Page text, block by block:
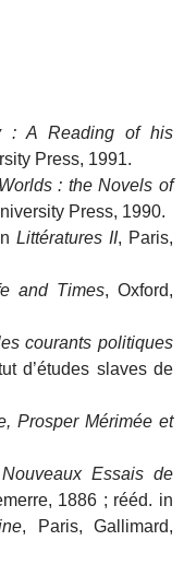
: A Reading of his
Press, 1991.
: the Novels of
Press, 1990.
Littératures II, Paris,
and Times, Oxford,
courants politiques
d’études slaves de
Prosper Mérimée et
Nouveaux Essais de
1886 ; rééd. in
, Paris, Gallimard,